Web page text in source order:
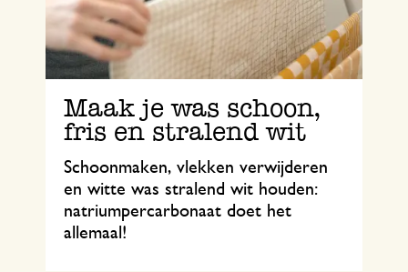
Maak je was schoon,
fris en stralend wit
Schoonmaken, vlekken verwijderen
en witte was stralend wit houden:
natriumpercarbonaat doet het
allemaal!